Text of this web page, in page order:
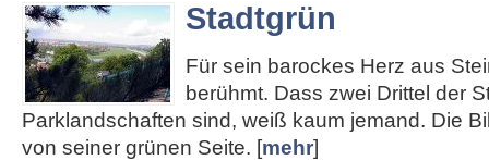
Stadtgrün
Für sein barockes Herz aus
berühmt. Dass zwei Drittel der
Parklandschaften sind, weiß kaum jemand. Die
von seiner grünen Seite. [mehr]